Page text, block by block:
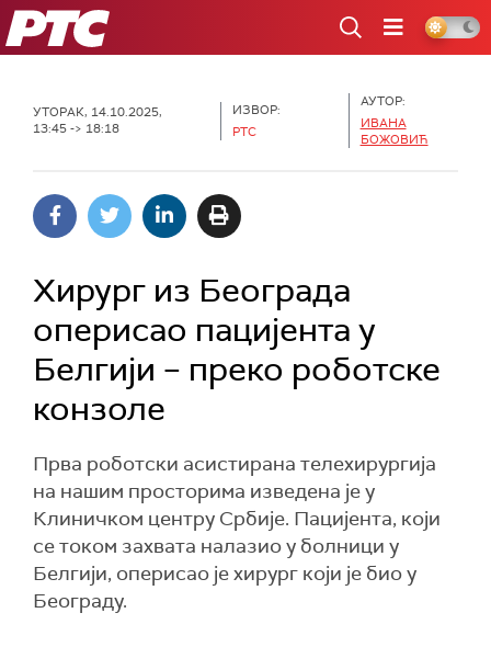
РТС
УТОРАК, 14.10.2025,
13:45 -> 18:18
ИЗВОР:
РТС
АУТОР:
ИВАНА
БОЖОВИЋ
Хирург из Београда
оперисао пацијента у
Белгији – преко роботске
конзоле
Прва роботски асистирана телехирургија
на нашим просторима изведена је у
Клиничком центру Србије. Пацијента, који
се током захвата налазио у болници у
Белгији, оперисао је хирург који је био у
Београду.